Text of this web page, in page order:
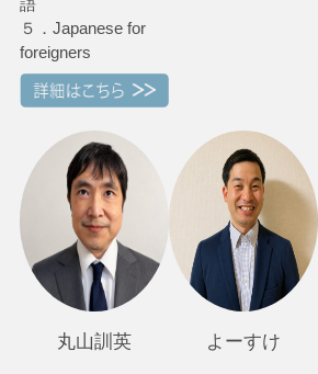
語
５．Japanese for
foreigners
丸山訓英 よーすけ